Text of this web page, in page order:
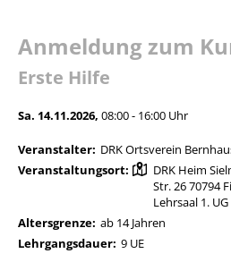
Anmeldung zum
Erste Hilfe
Sa. 14.11.2026, 08:00 - 16:00 Uhr
Veranstalter: DRK Ortsverein
Veranstaltungsort:
DRK Heim
Str. 26 70794
Lehrsaal 1. UG
Altersgrenze: ab 14 Jahren
Lehrgangsdauer: 9 UE